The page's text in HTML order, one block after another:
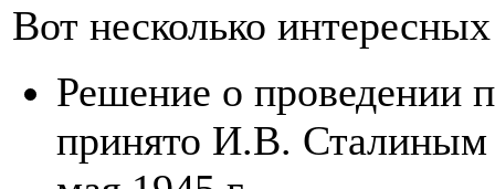
Вот несколько
Решение о проведении
принято И.В.